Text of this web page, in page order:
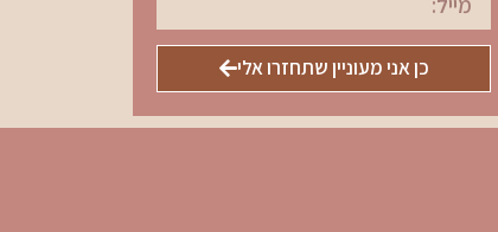
כן אני מעוניין שתחזרו אלי